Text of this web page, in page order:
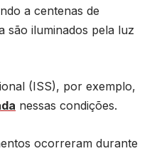
a centenas de
são iluminados pela luz
(ISS), por exemplo,
nessas condições.
ocorreram durante